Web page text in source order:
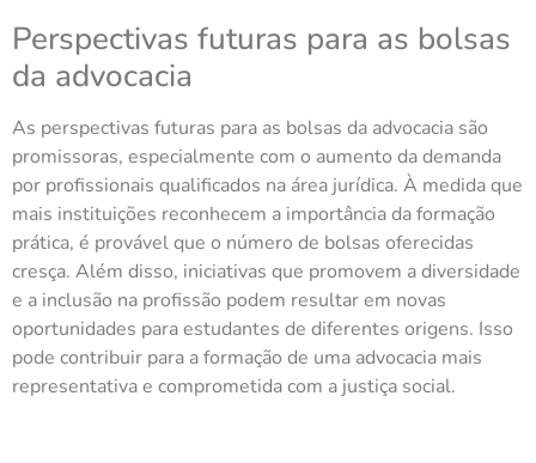
Perspectivas futuras para as bolsas
da advocacia
As perspectivas futuras para as bolsas da advocacia são
promissoras, especialmente com o aumento da demanda
por profissionais qualificados na área jurídica. À medida que
mais instituições reconhecem a importância da formação
prática, é provável que o número de bolsas oferecidas
cresça. Além disso, iniciativas que promovem a diversidade
e a inclusão na profissão podem resultar em novas
oportunidades para estudantes de diferentes origens. Isso
pode contribuir para a formação de uma advocacia mais
representativa e comprometida com a justiça social.